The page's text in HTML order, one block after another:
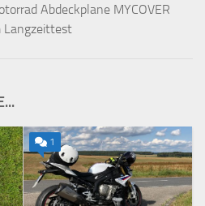
Abdeckplane MYCOVER
Langzeittest
1